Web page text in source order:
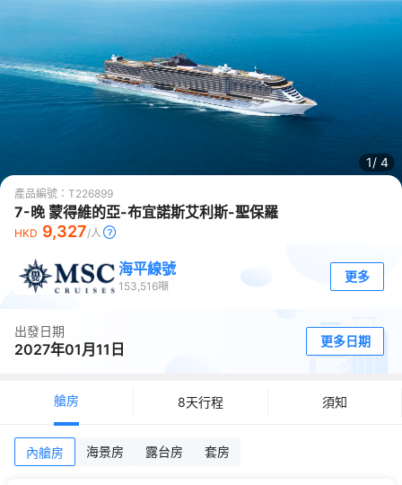
1/ 4
產品編號： T226899
7-晚 蒙得維的亞-布宜諾斯艾利斯-聖保羅
HKD 9,327/人
海平線號
153,516噸
更多
出發日期
2027年01月11日 更多日期
艙房 8天行程 須知
內艙房 海景房 露台房 套房